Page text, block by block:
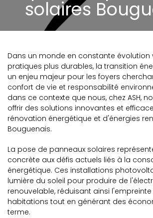
solaires
Dans un monde en constante évolution
pratiques plus durables, la transition
un enjeu majeur pour les foyers
confort de vie et responsabilité
dans ce contexte que nous, chez ASH,
offrir des solutions innovantes et
rénovation énergétique et d'énergies
Bouguenais.
La pose de panneaux solaires
concrète aux défis actuels liés à la
énergétique. Ces installations
lumière du soleil pour produire de
renouvelable, réduisant ainsi
habitations tout en générant des
terme.